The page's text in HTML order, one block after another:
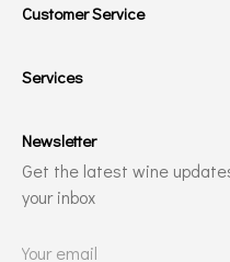
Customer Service
Services
Newsletter
Get the latest wine
your inbox